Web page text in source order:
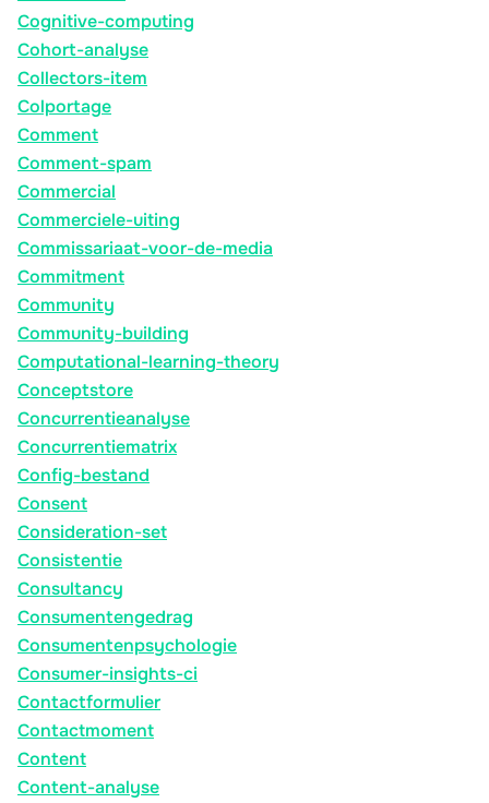
Cognitive-computing
Cohort-analyse
Collectors-item
Colportage
Comment
Comment-spam
Commercial
Commerciele-uiting
Commissariaat-voor-de-media
Commitment
Community
Community-building
Computational-learning-theory
Conceptstore
Concurrentieanalyse
Concurrentiematrix
Config-bestand
Consent
Consideration-set
Consistentie
Consultancy
Consumentengedrag
Consumentenpsychologie
Consumer-insights-ci
Contactformulier
Contactmoment
Content
Content-analyse